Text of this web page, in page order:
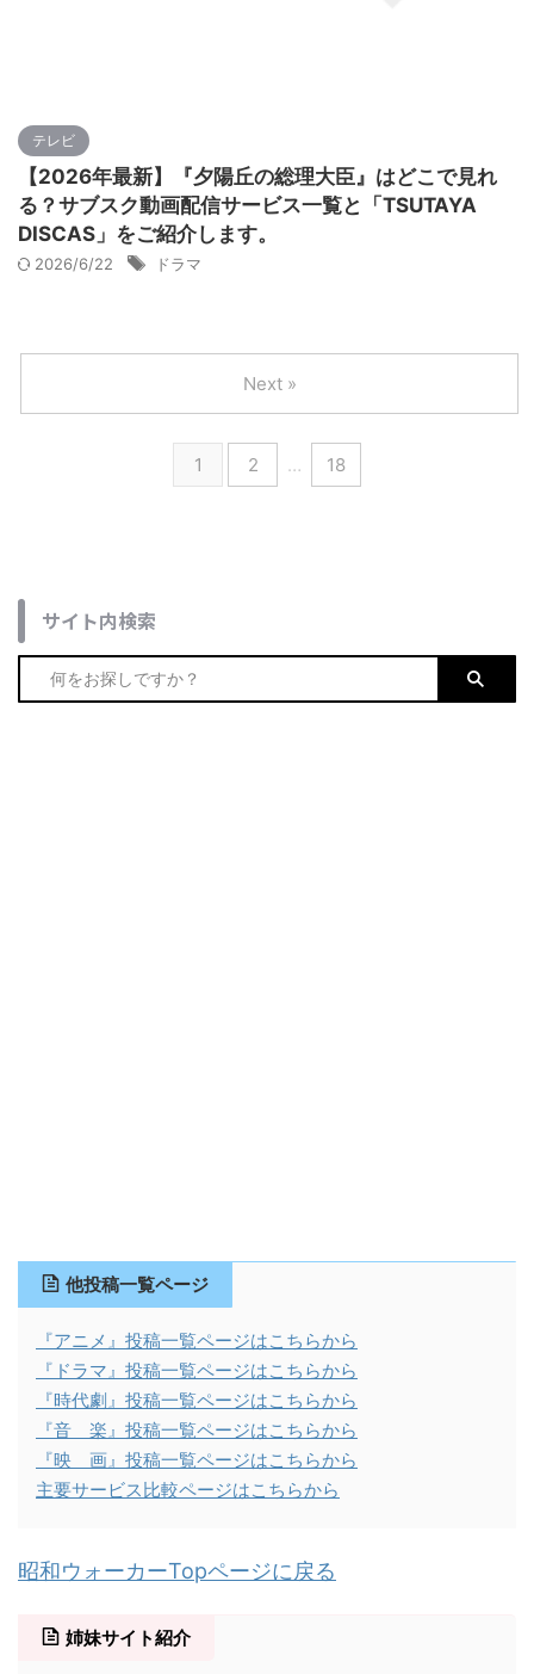
テレビ
【2026年最新】『夕陽丘の総理大臣』はどこで見れ
る？サブスク動画配信サービス一覧と「TSUTAYA
DISCAS」をご紹介します。
2026/6/22 ドラマ
1 2 … 18
Next »
サイト内検索
他投稿一覧ページ
『アニメ』投稿一覧ページはこちらから
『ドラマ』投稿一覧ページはこちらから
『時代劇』投稿一覧ページはこちらから
『音 楽』投稿一覧ページはこちらから
『映 画』投稿一覧ページはこちらから
主要サービス比較ページはこちらから
昭和ウォーカーTopページに戻る
姉妹サイト紹介